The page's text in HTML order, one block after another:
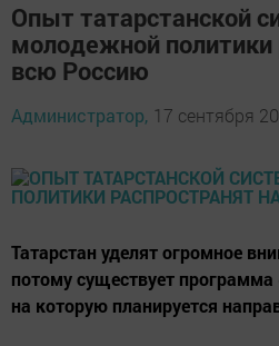
Опыт татарстанской
молодежной политики
всю Россию
Администратор, 17 сентября
Татарстан уделят огромное
потому существует
на которую планируется